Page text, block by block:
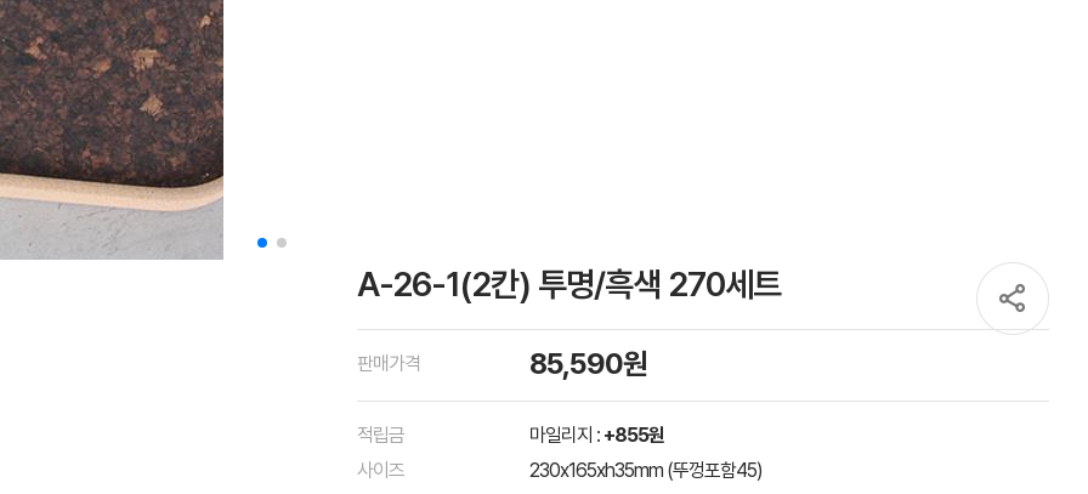
A-26-1(2칸) 투명/흑색 270세트
판매가격 85,590원
적립금 마일리지 : +855원
사이즈
230x165xh35mm (뚜껑포함45)